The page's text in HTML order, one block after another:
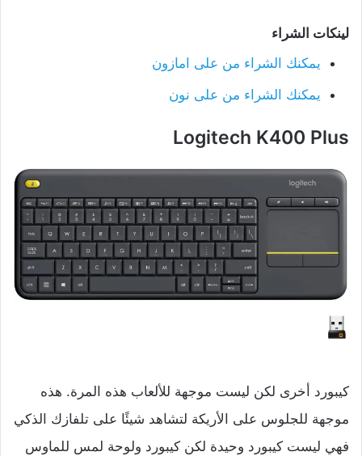
لينكات الشراء
يمكنك الشراء من على امازون
يمكنك الشراء من على نون
Logitech K400 Plus
كيبورد أخرى لكن ليست موجهة للألعاب هذه المرة. هذه
موجهة للجلوس على الأريكة لتشاهد شيئًا على تلفازك الذكي
فهي ليست كيبورد وحيدة لكن كيبورد ولوحة لمس للماوس